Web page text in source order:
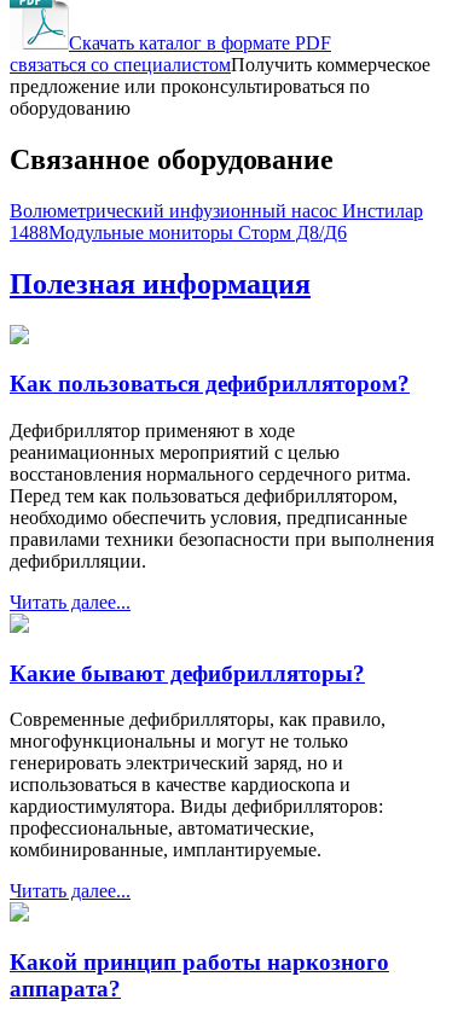
Скачать каталог в формате PDF
cвязаться со специалистомПолучить коммерческое
предложение или проконсультироваться по
оборудованию
Связанное оборудование
Волюметрический инфузионный насос Инстилар
1488Модульные мониторы Сторм Д8/Д6
Полезная информация
Как пользоваться дефибриллятором?
Дефибриллятор применяют в ходе
реанимационных мероприятий с целью
восстановления нормального сердечного ритма.
Перед тем как пользоваться дефибриллятором,
необходимо обеспечить условия, предписанные
правилами техники безопасности при выполнения
дефибрилляции.
Читать далее...
Какие бывают дефибрилляторы?
Современные дефибрилляторы, как правило,
многофункциональны и могут не только
генерировать электрический заряд, но и
использоваться в качестве кардиоскопа и
кардиостимулятора. Виды дефибрилляторов:
профессиональные, автоматические,
комбинированные, имплантируемые.
Читать далее...
Какой принцип работы наркозного
аппарата?